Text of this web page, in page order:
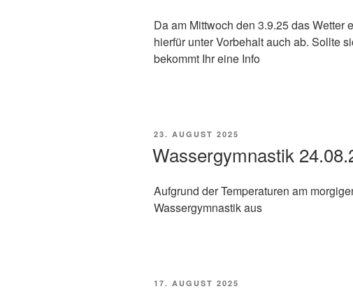
Da am Mittwoch den 3.9.25 das Wetter
hierfür unter Vorbehalt auch ab. Sollte
bekommt Ihr eine Info
VERÖFFENTLICHT
23. AUGUST 2025
Wassergymnastik
Aufgrund der Temperaturen am
Wassergymnastik aus
VERÖFFENTLICHT
17. AUGUST 2025